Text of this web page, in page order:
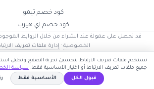
كود خصم تيمو
كود خصم اي هيرب
قد نحصل على عمولة عند الشراء من خلال الروابط
الخصوصية · إدارة ملفات تعريف
2017-2026 © جميع الحقوق محفوظة —
نستخدم ملفات تعريف الارتباط لتحسين تجربة التصفح وتحليل
جميع ملفات تعريف الارتباط أو اختيار الأساسية فقط. سياسة
قبول الكل
الأساسية فقط